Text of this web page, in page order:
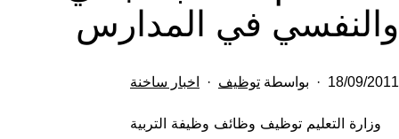
والنفسي في المدارس
تم
في
18/09/2011 بواسطة توظيف
مصنف
اخبار ساخنة
وزارة التعليم توظيف وظائف وظيفة التربية